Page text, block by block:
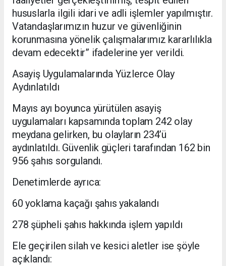
hususlarla ilgili idari ve adli işlemler yapılmıştır.
Vatandaşlarımızın huzur ve güvenliğinin
korunmasına yönelik çalışmalarımız kararlılıkla
devam edecektir” ifadelerine yer verildi.
Asayiş Uygulamalarında Yüzlerce Olay
Aydınlatıldı
Mayıs ayı boyunca yürütülen asayiş
uygulamaları kapsamında toplam 242 olay
meydana gelirken, bu olayların 234’ü
aydınlatıldı. Güvenlik güçleri tarafından 162 bin
956 şahıs sorgulandı.
Denetimlerde ayrıca:
60 yoklama kaçağı şahıs yakalandı
278 şüpheli şahıs hakkında işlem yapıldı
Ele geçirilen silah ve kesici aletler ise şöyle
açıklandı: